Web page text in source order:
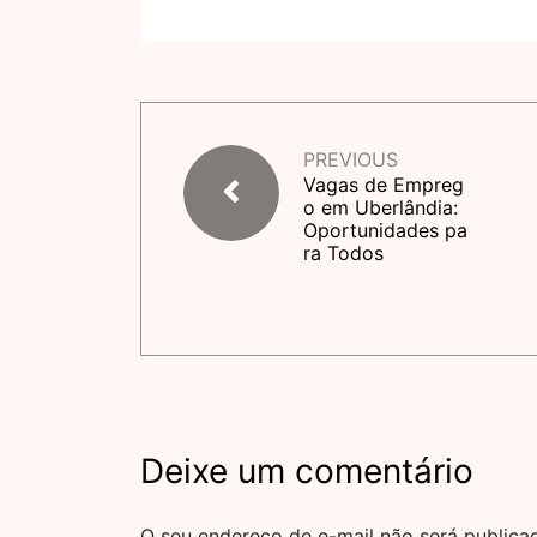
PREVIOUS
Vagas de Empreg
o em Uberlândia:
Oportunidades pa
ra Todos
Deixe um comentário